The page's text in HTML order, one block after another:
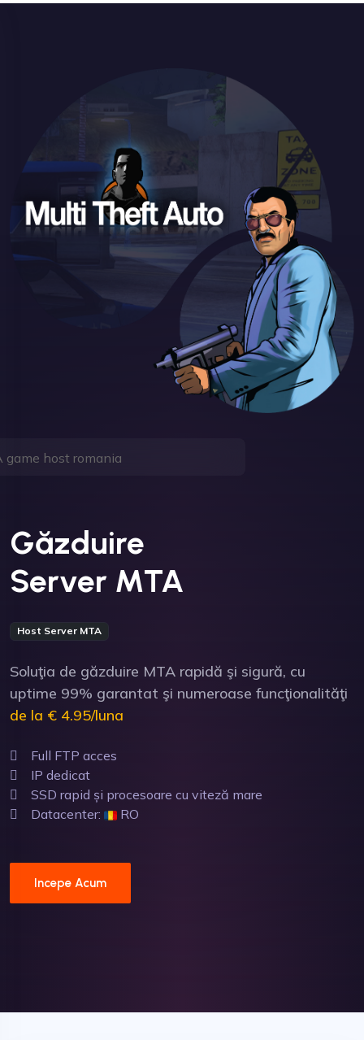
Găzduire
Server MTA
Host Server MTA
Soluţia de găzduire MTA rapidă şi sigură, cu
uptime 99% garantat şi numeroase funcţionalităţi
de la € 4.95/luna
Full FTP acces
IP dedicat
SSD rapid și procesoare cu viteză mare
Datacenter:
RO
Incepe Acum